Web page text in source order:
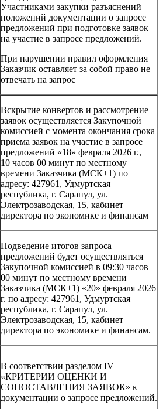
Участниками закупки разъяснений
положений документации о запросе
предложений при подготовке заявок
на участие в запросе предложений.
При нарушении правил оформления
Заказчик оставляет за собой право не
отвечать на запрос
Вскрытие конвертов и рассмотрение
заявок осуществляется Закупочной
комиссией с момента окончания срока
приема заявок на участие в запросе
предложений «18» февраля 2026 г.,
10 часов 00 минут по местному
времени Заказчика (МСК+1) по
адресу: 427961, Удмуртская
республика, г. Сарапул, ул.
Электрозаводская, 15, кабинет
директора по экономике и финансам
Подведение итогов запроса
предложений будет осуществляться
Закупочной комиссией в 09:30 часов
00 минут по местному времени
Заказчика (МСК+1) «20» февраля 2026
г. по адресу: 427961, Удмуртская
республика, г. Сарапул, ул.
Электрозаводская, 15, кабинет
директора по экономике и финансам.
В соответствии разделом IV
«КРИТЕРИИ ОЦЕНКИ И
СОПОСТАВЛЕНИЯ ЗАЯВОК» к
документации о запросе предложений.